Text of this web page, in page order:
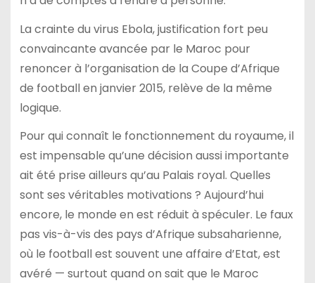
La crainte du virus Ebola, justification fort peu
convaincante avancée par le Maroc pour
renoncer à l’organisation de la Coupe d’Afrique
de football en janvier 2015, relève de la même
logique.
Pour qui connaît le fonctionnement du royaume, il
est impensable qu’une décision aussi importante
ait été prise ailleurs qu’au Palais royal. Quelles
sont ses véritables motivations ? Aujourd’hui
encore, le monde en est réduit à spéculer. Le faux
pas vis-à-vis des pays d’Afrique subsaharienne,
où le football est souvent une affaire d’Etat, est
avéré — surtout quand on sait que le Maroc